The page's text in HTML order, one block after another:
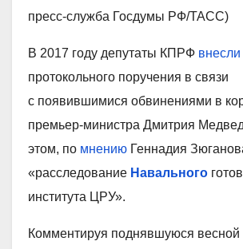
пресс-служба Госдумы РФ/ТАСС)
В 2017 году депутаты КПРФ внесли
протокольного поручения в связи
с появившимися обвинениями в
премьер-министра Дмитрия
этом, по мнению Геннадия
«расследование Навального
института ЦРУ».
Комментируя поднявшуюся весной